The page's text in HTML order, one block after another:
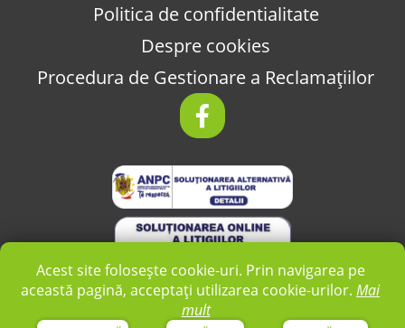
Politica de confidentialitate
Despre cookies
Procedura de Gestionare a Reclamațiilor
2026 © AUTO COM TOTAL SRL -
Acest site folosește cookie-uri. Prin navigarea pe
această pagină, acceptați utilizarea cookie-urilor. Mai
mult